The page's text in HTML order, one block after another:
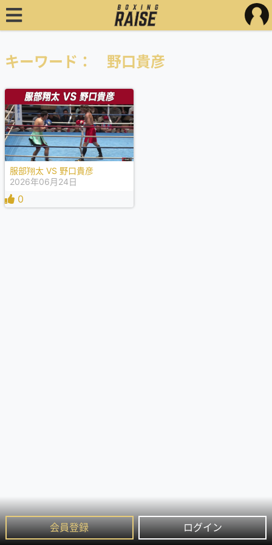
会員登録 ログイン
キーワード： 野口貴彦
服部翔太 VS 野口貴彦
2026年06月24日
0